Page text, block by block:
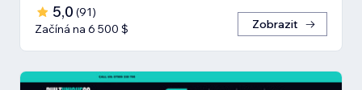
5,0 (91)
Začíná na 6 500 $
Zobrazit